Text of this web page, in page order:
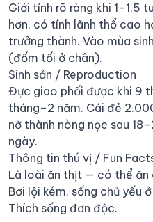
Giới tính rõ ràng khi 1–1,5
hơn, có tính lãnh thổ cao
trưởng thành. Vào mùa
(đốm tối ở chân).
Sinh sản / Reproduction
Đực giao phối được khi 9
tháng–2 năm. Cái đẻ
nở thành nòng nọc sau
ngày.
Thông tin thú vị / Fun
Là loài ăn thịt — có thể ăn
Bơi lội kém, sống chủ yếu
Thích sống đơn độc.